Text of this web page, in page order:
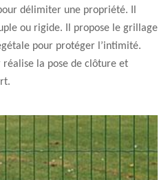
délimiter une propriété. Il
ou rigide. Il propose le grillage
pour protéger l’intimité.
réalise la pose de clôture et